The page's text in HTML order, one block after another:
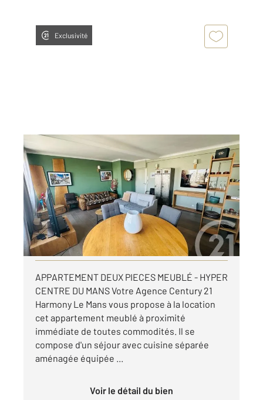
Exclusivité
LE MANS 72
52,07 m 2, 2 pièces
Ref : 44601
Appartement T2 à louer
800 €
par mois charges comprises
Visiter le site dédié
APPARTEMENT DEUX PIECES MEUBLÉ - HYPER
CENTRE DU MANS Votre Agence Century 21
Harmony Le Mans vous propose à la location
cet appartement meublé à proximité
immédiate de toutes commodités. Il se
compose d'un séjour avec cuisine séparée
aménagée équipée ...
Voir le détail du bien